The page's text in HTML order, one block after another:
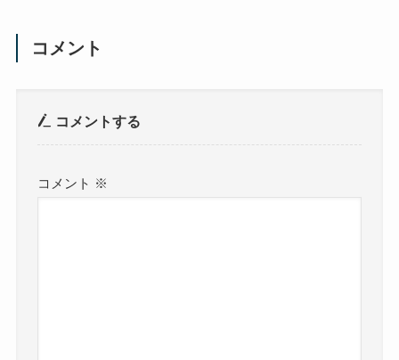
コメント
コメントする
コメント ※